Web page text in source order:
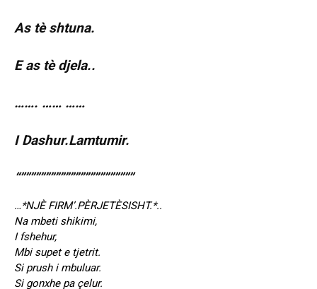
As tè shtuna.
E as tè djela..
……. …… ……
I Dashur.Lamtumir.
“”””””””””””””””””””””””
…*NJÈ FIRM’.PÈRJETÈSISHT.*..
Na mbeti shikimi,
I fshehur,
Mbi supet e tjetrit.
Si prush i mbuluar.
Si gonxhe pa çelur.